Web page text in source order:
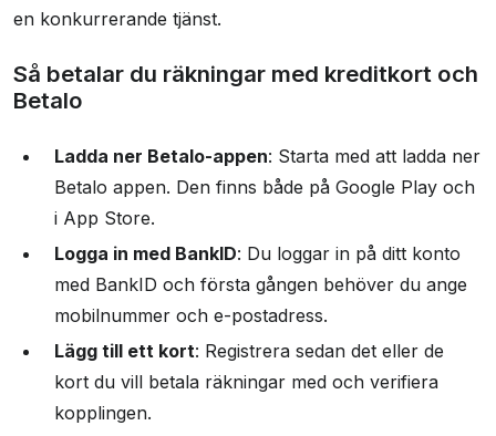
en konkurrerande tjänst.
Så betalar du räkningar med kreditkort och
Betalo
Ladda ner Betalo-appen: Starta med att ladda ner
Betalo appen. Den finns både på Google Play och
i App Store.
Logga in med BankID: Du loggar in på ditt konto
med BankID och första gången behöver du ange
mobilnummer och e-postadress.
Lägg till ett kort: Registrera sedan det eller de
kort du vill betala räkningar med och verifiera
kopplingen.